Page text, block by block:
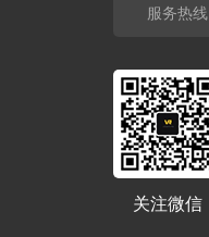
服务热线
关注微信